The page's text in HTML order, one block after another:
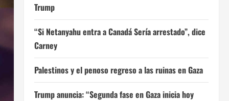
Trump
“Si Netanyahu entra a Canadá Sería arrestado”, dice
Carney
Palestinos y el penoso regreso a las ruinas en Gaza
Trump anuncia: “Segunda fase en Gaza inicia hoy